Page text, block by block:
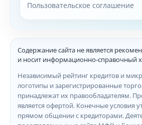
Пользовательское соглашение
Содержание сайта не является
и носит информационно-справочный
Независимый рейтинг кредитов и
логотипы и зарегистрированные
принадлежат их правообладателям.
является офертой. Конечные условия
прямом общении с кредиторами.